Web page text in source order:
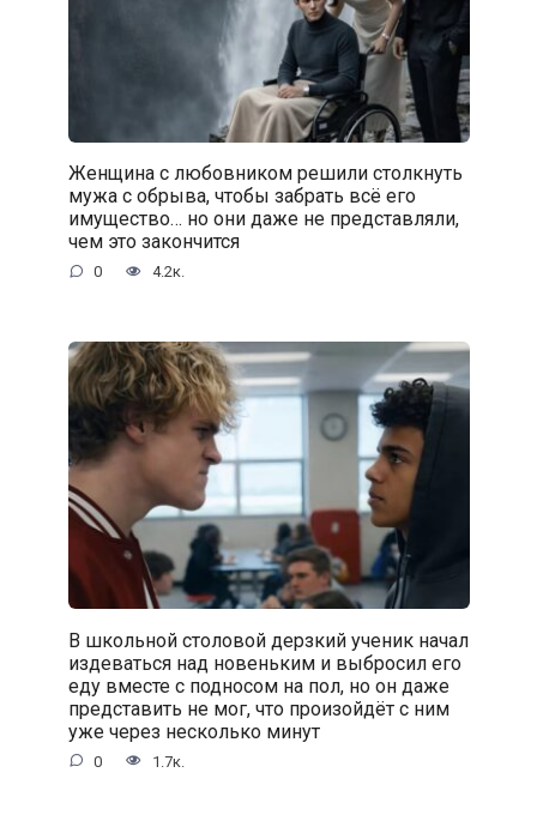
Женщина с любовником решили столкнуть
мужа с обрыва, чтобы забрать всё его
имущество… но они даже не представляли,
чем это закончится
0 4.2к.
В школьной столовой дерзкий ученик начал
издеваться над новеньким и выбросил его
еду вместе с подносом на пол, но он даже
представить не мог, что произойдёт с ним
уже через несколько минут
0 1.7к.